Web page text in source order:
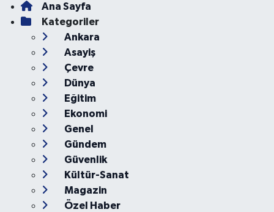
Ana Sayfa
Kategoriler
Ankara
Asayiş
Çevre
Dünya
Eğitim
Ekonomi
Genel
Gündem
Güvenlik
Kültür-Sanat
Magazin
Özel Haber